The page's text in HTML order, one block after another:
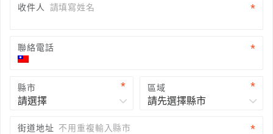
收件人 請填寫姓名
聯絡電話
縣市 區域
街道地址 不用重複輸入縣市